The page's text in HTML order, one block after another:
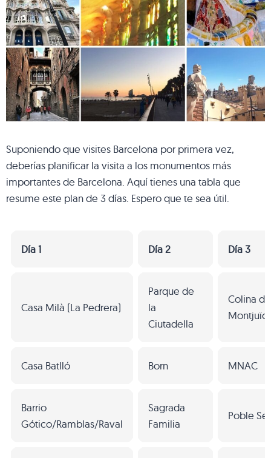
Suponiendo que visites Barcelona por primera vez,
deberías planificar la visita a los monumentos más
importantes de Barcelona. Aquí tienes una tabla que
resume este plan de 3 días. Espero que te sea útil.
Día 1 Día 2 Día 3
Casa Milà (La Pedrera)
Parque de
la
Ciutadella
Colina de
Montjuïc
Casa Batlló Born MNAC
Barrio
Gótico/Ramblas/Raval
Sagrada
Familia
Poble